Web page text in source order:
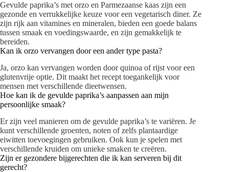
Gevulde paprika’s met orzo en Parmezaanse kaas zijn een
gezonde en verrukkelijke keuze voor een vegetarisch diner. Ze
zijn rijk aan vitamines en mineralen, bieden een goede balans
tussen smaak en voedingswaarde, en zijn gemakkelijk te
bereiden.
Kan ik orzo vervangen door een ander type pasta?
Ja, orzo kan vervangen worden door quinoa of rijst voor een
glutenvrije optie. Dit maakt het recept toegankelijk voor
mensen met verschillende dieetwensen.
Hoe kan ik de gevulde paprika’s aanpassen aan mijn
persoonlijke smaak?
Er zijn veel manieren om de gevulde paprika’s te variëren. Je
kunt verschillende groenten, noten of zelfs plantaardige
eiwitten toevoegingen gebruiken. Ook kun je spelen met
verschillende kruiden om unieke smaken te creëren.
Zijn er gezondere bijgerechten die ik kan serveren bij dit
gerecht?